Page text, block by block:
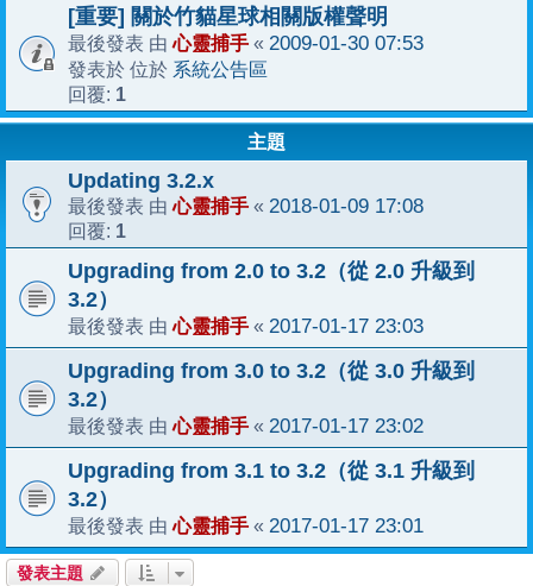
[重要] 關於竹貓星球相關版權聲明
最後發表 由心靈捕手 « 2009-01-30 07:53
發表於 位於 系統公告區
回覆: 1
主題
Updating 3.2.x
最後發表 由心靈捕手 « 2018-01-09 17:08
回覆: 1
Upgrading from 2.0 to 3.2（從 2.0 升級到
3.2）
最後發表 由心靈捕手 « 2017-01-17 23:03
Upgrading from 3.0 to 3.2（從 3.0 升級到
3.2）
最後發表 由心靈捕手 « 2017-01-17 23:02
Upgrading from 3.1 to 3.2（從 3.1 升級到
3.2）
最後發表 由心靈捕手 « 2017-01-17 23:01
發表主題